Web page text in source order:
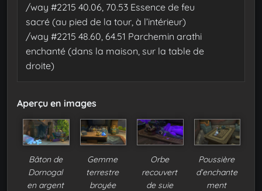
/way #2215 40.06, 70.53 Essence de feu
sacré (au pied de la tour, à l’intérieur)
/way #2215 48.60, 64.51 Parchemin arathi
enchanté (dans la maison, sur la table de
droite)
Aperçu en images
Bâton de
Dornogal
en argent
Gemme
terrestre
broyée
Orbe
recouvert
de suie
Poussière
d’enchante
ment